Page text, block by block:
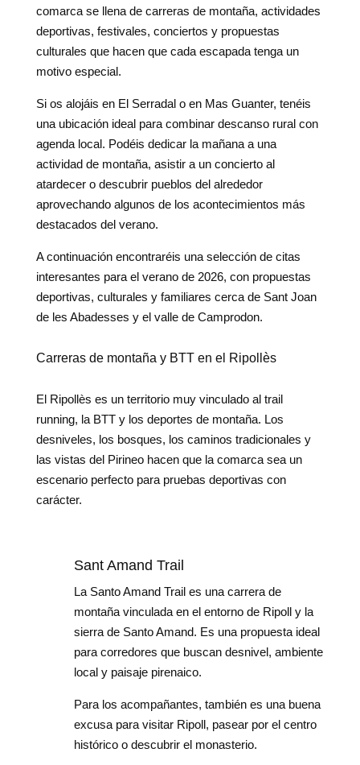
comarca se llena de carreras de montaña, actividades
deportivas, festivales, conciertos y propuestas
culturales que hacen que cada escapada tenga un
motivo especial.
Si os alojáis en El Serradal o en Mas Guanter, tenéis
una ubicación ideal para combinar descanso rural con
agenda local. Podéis dedicar la mañana a una
actividad de montaña, asistir a un concierto al
atardecer o descubrir pueblos del alrededor
aprovechando algunos de los acontecimientos más
destacados del verano.
A continuación encontraréis una selección de citas
interesantes para el verano de 2026, con propuestas
deportivas, culturales y familiares cerca de Sant Joan
de les Abadesses y el valle de Camprodon.
Carreras de montaña y BTT en el Ripollès
El Ripollès es un territorio muy vinculado al trail
running, la BTT y los deportes de montaña. Los
desniveles, los bosques, los caminos tradicionales y
las vistas del Pirineo hacen que la comarca sea un
escenario perfecto para pruebas deportivas con
carácter.
Sant Amand Trail
La Santo Amand Trail es una carrera de
montaña vinculada en el entorno de Ripoll y la
sierra de Santo Amand. Es una propuesta ideal
para corredores que buscan desnivel, ambiente
local y paisaje pirenaico.
Para los acompañantes, también es una buena
excusa para visitar Ripoll, pasear por el centro
histórico o descubrir el monasterio.